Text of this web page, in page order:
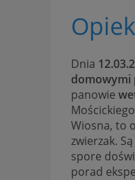
Dnia
domowymi
panowie
Wiosna, to
zwierzak.
spore
porad